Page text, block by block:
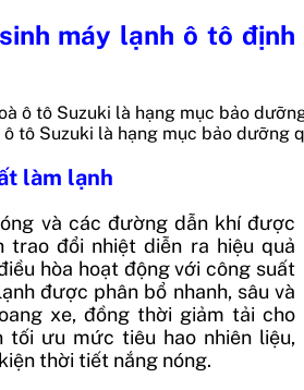
máy lạnh ô tô định
ô tô Suzuki là hạng mục bảo dưỡng
làm lạnh
và các đường dẫn khí được
trao đổi nhiệt diễn ra hiệu quả
hòa hoạt động với công suất
được phân bổ nhanh, sâu và
xe, đồng thời giảm tải cho
tối ưu mức tiêu hao nhiên liệu,
thời tiết nắng nóng.